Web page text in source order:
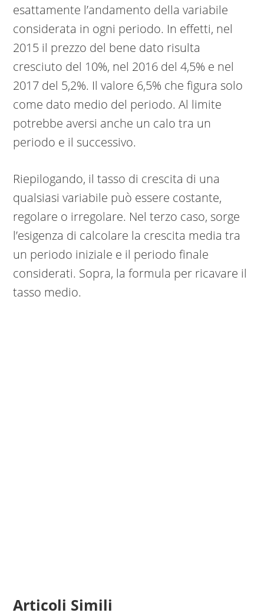
esattamente l’andamento della variabile
considerata in ogni periodo. In effetti, nel
2015 il prezzo del bene dato risulta
cresciuto del 10%, nel 2016 del 4,5% e nel
2017 del 5,2%. Il valore 6,5% che figura solo
come dato medio del periodo. Al limite
potrebbe aversi anche un calo tra un
periodo e il successivo.
Riepilogando, il tasso di crescita di una
qualsiasi variabile può essere costante,
regolare o irregolare. Nel terzo caso, sorge
l’esigenza di calcolare la crescita media tra
un periodo iniziale e il periodo finale
considerati. Sopra, la formula per ricavare il
tasso medio.
Articoli Simili